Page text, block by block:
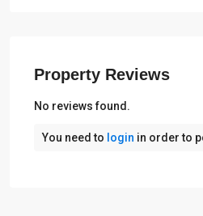
Property Reviews
No reviews found.
You need to login in order to